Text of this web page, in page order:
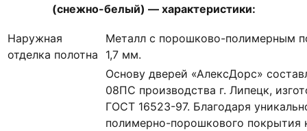
(снежно-белый) — характеристики:
Наружная
отделка полотна
Металл с порошково-полимерным
1,7 мм.
Основу дверей «АлексДорс»
08ПС производства г. Липецк,
ГОСТ 16523-97. Благодаря
полимерно-порошкового покрытия